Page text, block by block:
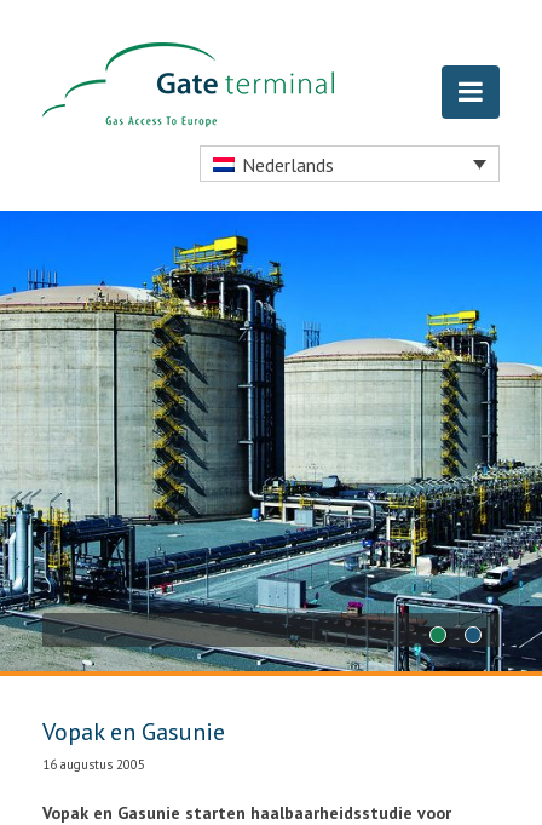
Nederlands
1 2
Vopak en Gasunie
16 augustus 2005
Vopak en Gasunie starten haalbaarheidsstudie voor